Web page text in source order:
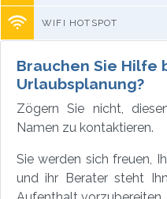
WIFI HOTSPOT
Brauchen Sie Hilfe
Urlaubsplanung?
Zögern Sie nicht,
Namen zu kontaktieren.
Sie werden sich freuen,
und ihr Berater steht